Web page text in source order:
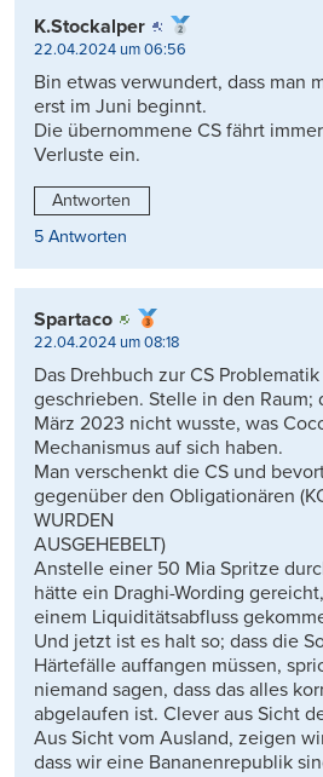
K.Stockalper
22.04.2024 um 06:56
Bin etwas verwundert, dass man
erst im Juni beginnt.
Die übernommene CS fährt
Verluste ein.
Antworten
5 Antworten
Spartaco
22.04.2024 um 08:18
Das Drehbuch zur CS
geschrieben. Stelle in den Raum;
März 2023 nicht wusste, was
Mechanismus auf sich haben.
Man verschenkt die CS und
gegenüber den Obligationären
WURDEN
AUSGEHEBELT)
Anstelle einer 50 Mia Spritze
hätte ein Draghi-Wording
einem Liquiditätsabfluss
Und jetzt ist es halt so; dass die
Härtefälle auffangen müssen,
niemand sagen, dass das alles
abgelaufen ist. Clever aus Sicht
Aus Sicht vom Ausland, zeigen
dass wir eine Bananenrepublik